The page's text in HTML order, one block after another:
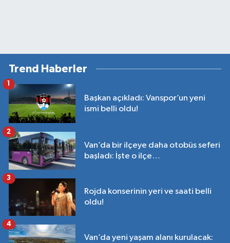
Trend Haberler
Başkan açıkladı: Vanspor’un yeni
ismi belli oldu!
Van’da bir ilçeye daha otobüs seferi
başladı: İşte o ilçe…
2
Rojda konserinin yeri ve saati belli
oldu!
3
Van’da yeni yaşam alanı kurulacak:
4